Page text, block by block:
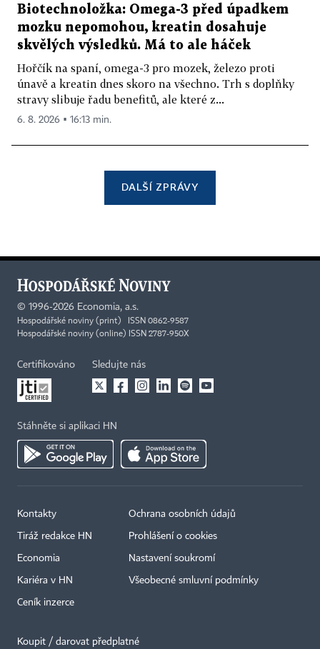
Biotechnoložka: Omega-3 před úpadkem
mozku nepomohou, kreatin dosahuje
skvělých výsledků. Má to ale háček
Hořčík na spaní, omega-3 pro mozek, železo proti
únavě a kreatin dnes skoro na všechno. Trh s doplňky
stravy slibuje řadu benefitů, ale které z...
6. 8. 2026 ▪ 16:13 min.
DALŠÍ ZPRÁVY
© 1996-2026 Economia, a.s.
Hospodářské noviny (print) ISSN 0862-9587
Hospodářské noviny (online) ISSN 2787-950X
Certifikováno Sledujte nás
Stáhněte si aplikaci HN
Kontakty
Tiráž redakce HN
Economia
Kariéra v HN
Ceník inzerce
Ochrana osobních údajů
Prohlášení o cookies
Nastavení soukromí
Všeobecné smluvní podmínky
Koupit / darovat předplatné